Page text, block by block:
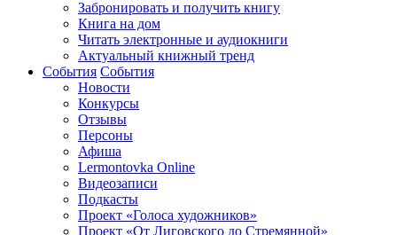
Забронировать и получить книгу
Книга на дом
Читать электронные и аудиокниги
Актуальный книжный тренд
События События
Новости
Конкурсы
Отзывы
Персоны
Афиша
Lermontovka Online
Видеозаписи
Подкасты
Проект «Голоса художников»
Проект «От Лиговского до Стремянной»